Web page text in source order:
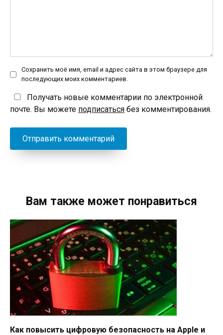
Сохранить моё имя, email и адрес сайта в этом браузере для
последующих моих комментариев.
Получать новые комментарии по электронной
почте. Вы можете подписаться без комментирования.
Вам также может понравиться
Как повысить цифровую безопасность на Apple и